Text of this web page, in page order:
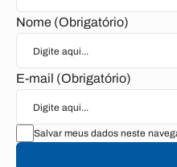
Nome (Obrigatório)
E-mail (Obrigatório)
Salvar meus dados neste